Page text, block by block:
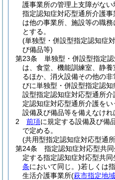
護事業所の管理上支障がな
指定認知症対応型通所介護
は他の事業所、施設等の職
とする。
(単独型・併設型指定認知症
び備品等)
第23条
単独型・併設型指定
は、食堂、機能訓練室、静
るほか、消火設備その他の
びに単独型・併設型指定認
設型指定認知症対応型通所
定認知症対応型通所介護をい
設備及び備品等を備えなけれ
2
前項に規定する設備及び備
で定める。
(共用型指定認知症対応型通
第24条
指定認知症対応型共
定する指定認知症対応型共同
条において同じ。)若しくは
生活介護事業所(萩市指定地